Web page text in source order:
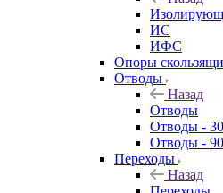
ИС
ИФС
Опоры
Отводы
Назад
Отводы
Отводы -
Отводы -
Переходы
Назад